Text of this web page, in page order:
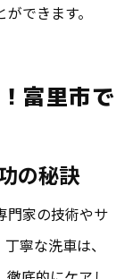
できます。
富里市で
の秘訣
門家の技術やサ
寧な洗車は、